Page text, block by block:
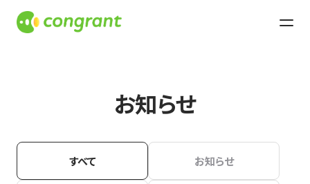
お知らせ
すべて お知らせ